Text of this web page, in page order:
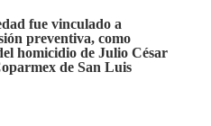
fue vinculado a
preventiva, como
homicidio de Julio César
de San Luis